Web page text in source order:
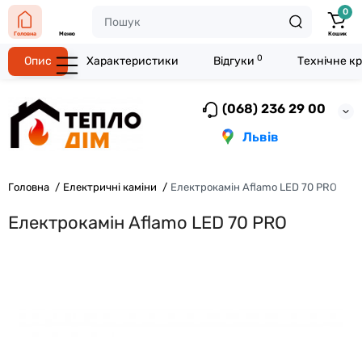
(068) 236 29 00
Львів
Головна Меню
0
Кошик
Головна Електричні каміни Електрокамін Aflamo LED 70 PRO
Електрокамін Aflamo LED 70 PRO
Опис Характеристики Відгуки 0 Технічне